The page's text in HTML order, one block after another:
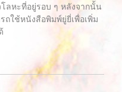
ลหะที่อยู่รอบ ๆ หลังจากนั้น
ใช้หนังสือพิมพ์ยู่ยี่เพื่อเพิ่ม